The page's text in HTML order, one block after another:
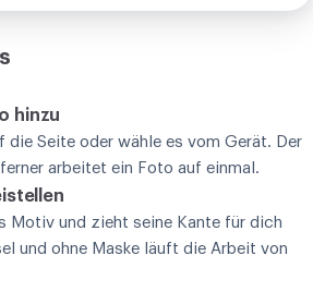
hinzu
die Seite oder wähle es vom Gerät. Der
arbeitet ein Foto auf einmal.
Motiv und zieht seine Kante für dich
und ohne Maske läuft die Arbeit von